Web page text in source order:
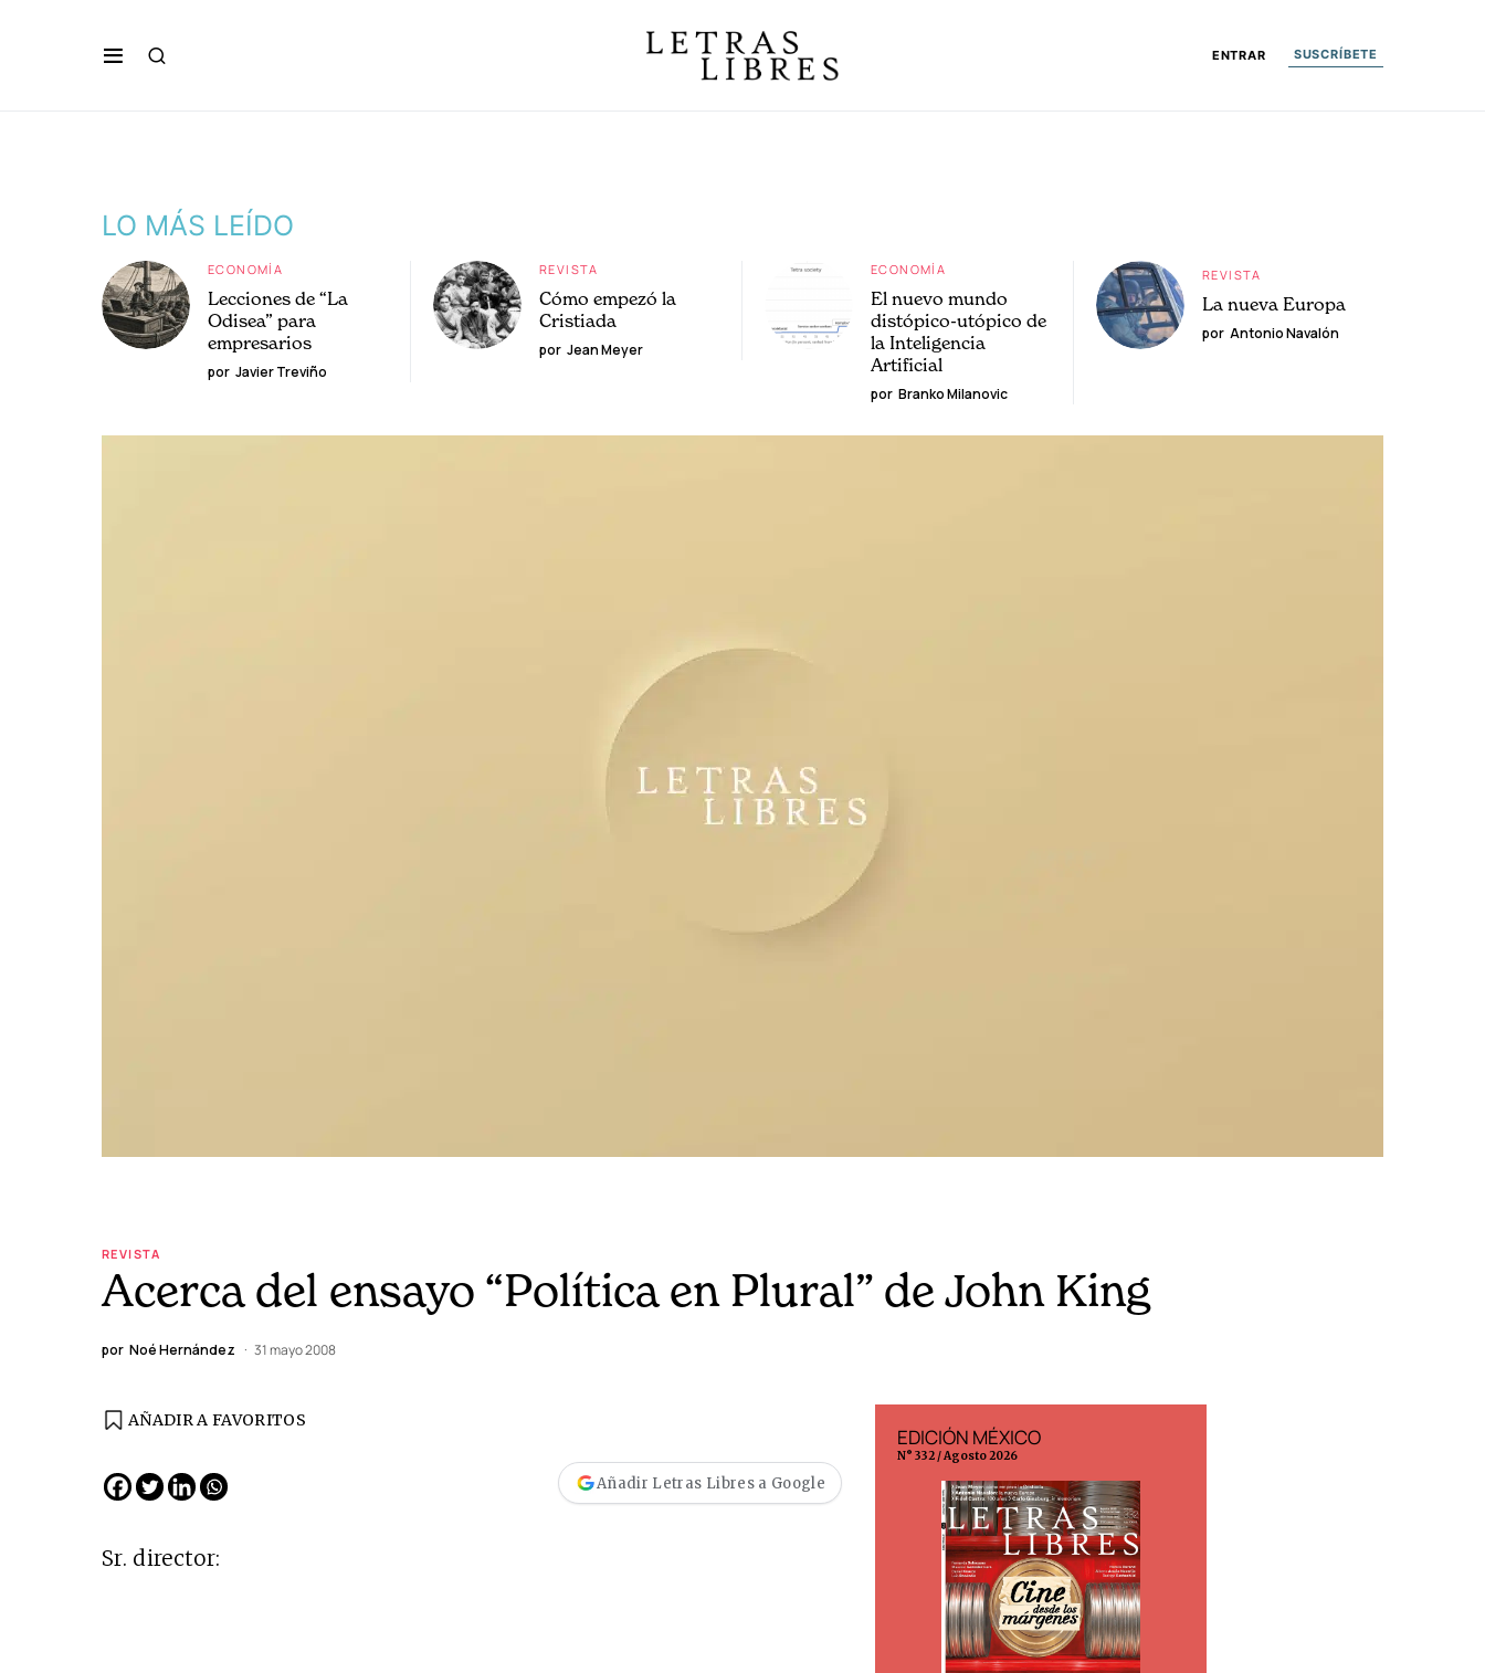
ENTRAR SUSCRÍBETE
LO MÁS LEÍDO
ECONOMÍA
Lecciones de “La
Odisea” para
empresarios
por Javier Treviño
REVISTA
Cómo empezó la
Cristiada
por Jean Meyer
ECONOMÍA
El nuevo mundo
distópico-utópico de
la Inteligencia
Artificial
por Branko Milanovic
REVISTA
La nueva Europa
por Antonio Navalón
REVISTA
Acerca del ensayo “Política en Plural” de John King
por Noé Hernández 31 mayo 2008
AÑADIR A FAVORITOS
Añadir Letras Libres a Google
Sr. director:
EDICIÓN MÉXICO
N° 332 / Agosto 2026